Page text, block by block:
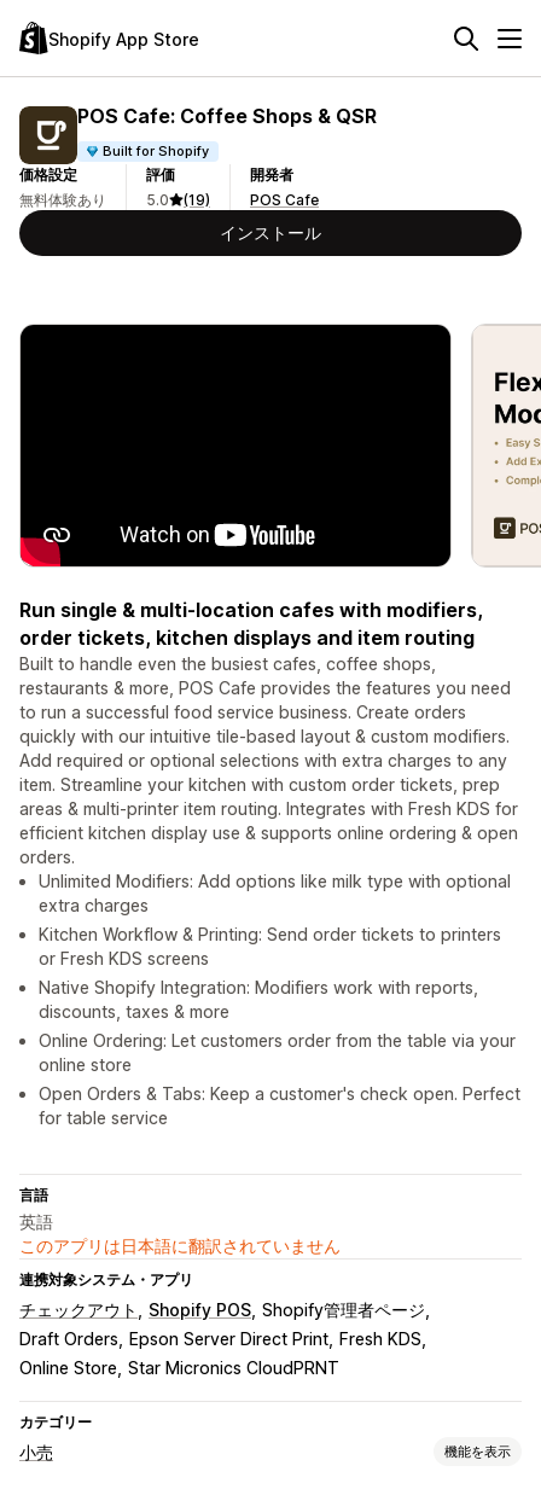
Shopify App Store
POS Cafe: Coffee Shops & QSR
Built for Shopify
価格設定
無料体験あり
評価
5.0
(19)
開発者
POS Cafe
インストール
Run single & multi-location cafes with modifiers,
order tickets, kitchen displays and item routing
Built to handle even the busiest cafes, coffee shops,
restaurants & more, POS Cafe provides the features you need
to run a successful food service business. Create orders
quickly with our intuitive tile-based layout & custom modifiers.
Add required or optional selections with extra charges to any
item. Streamline your kitchen with custom order tickets, prep
areas & multi-printer item routing. Integrates with Fresh KDS for
efficient kitchen display use & supports online ordering & open
orders.
Unlimited Modifiers: Add options like milk type with optional
extra charges
Kitchen Workflow & Printing: Send order tickets to printers
or Fresh KDS screens
Native Shopify Integration: Modifiers work with reports,
discounts, taxes & more
Online Ordering: Let customers order from the table via your
online store
Open Orders & Tabs: Keep a customer's check open. Perfect
for table service
言語
英語
このアプリは日本語に翻訳されていません
連携対象システム・アプリ
チェックアウト Shopify POS Shopify管理者ページ
Draft Orders
Epson Server Direct Print
Fresh KDS
Online Store Star Micronics CloudPRNT
カテゴリー
小売 機能を表示